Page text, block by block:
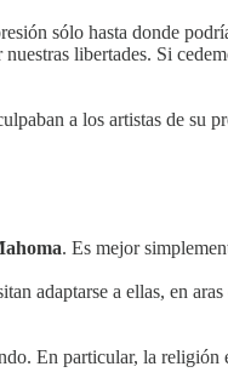
sólo hasta donde
libertades. Si
a los artistas de su
. Es mejor
adaptarse a ellas, en
En particular, la religión